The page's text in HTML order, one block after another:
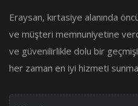
Eraysan, kırtasiye alanında
ve müşteri memnuniyetine
ve güvenilirlikle dolu bir
her zaman en iyi hizmeti